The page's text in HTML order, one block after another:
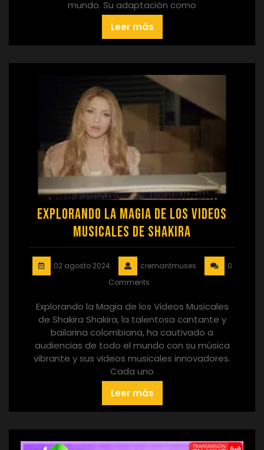
mundo. Su adaptación como
Leer más
Explorando la Magia de los Videos
Musicales de Shakira
02 agosto 2024 cremantmuses
0
Comments
Explorando la Magia de los Videos Musicales
de Shakira Shakira, la talentosa cantante y
bailarina colombiana, ha cautivado a
audiencias de todo el mundo con su música
vibrante y sus videos musicales innovadores.
Cada uno
Leer más